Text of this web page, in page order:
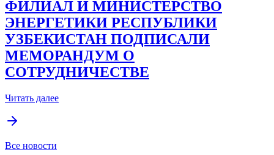
ФИЛИАЛ И МИНИСТЕРСТВО
ЭНЕРГЕТИКИ РЕСПУБЛИКИ
УЗБЕКИСТАН ПОДПИСАЛИ
МЕМОРАНДУМ О
СОТРУДНИЧЕСТВЕ
Читать далее
Все новости